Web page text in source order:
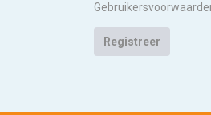
Registreer